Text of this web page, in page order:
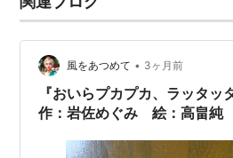
風をあつめて • 3ヶ月前
『おいらプカプカ、ラッタッ
作：岩佐めぐみ 絵：高畠純